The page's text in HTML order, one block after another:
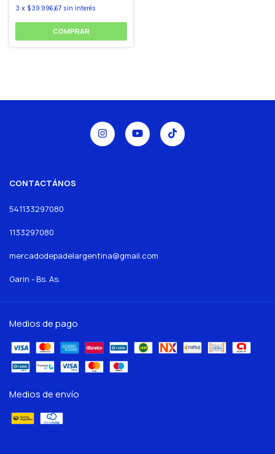
3 x $39.996,67 sin interés
CONTACTÁNOS
541133297080
1133297080
mercadodepadelargentina@gmail.com
Garin - Bs. As.
Medios de pago
Medios de envío